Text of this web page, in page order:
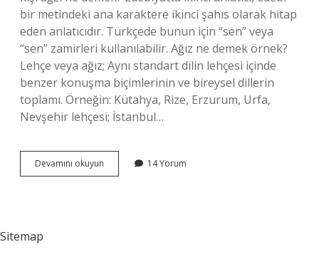
bir metindeki ana karaktere ikinci şahıs olarak hitap
eden anlatıcıdır. Türkçede bunun için “sen” veya
“sen” zamirleri kullanılabilir. Ağız ne demek örnek?
Lehçe veya ağız; Aynı standart dilin lehçesi içinde
benzer konuşma biçimlerinin ve bireysel dillerin
toplamı. Örneğin: Kütahya, Rize, Erzurum, Urfa,
Nevşehir lehçesi; İstanbul…
Devamını okuyun
Ağız
14 Yorum
Sitemap